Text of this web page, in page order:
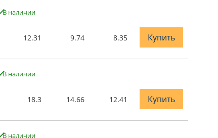
В наличии
12.31 9.74 8.35 Купить
В наличии
18.3 14.66 12.41 Купить
В наличии